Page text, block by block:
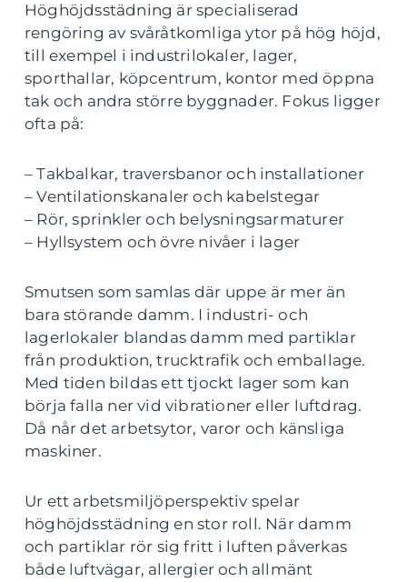
Höghöjdsstädning är specialiserad
rengöring av svåråtkomliga ytor på hög höjd,
till exempel i industrilokaler, lager,
sporthallar, köpcentrum, kontor med öppna
tak och andra större byggnader. Fokus ligger
ofta på:
– Takbalkar, traversbanor och installationer
– Ventilationskanaler och kabelstegar
– Rör, sprinkler och belysningsarmaturer
– Hyllsystem och övre nivåer i lager
Smutsen som samlas där uppe är mer än
bara störande damm. I industri- och
lagerlokaler blandas damm med partiklar
från produktion, trucktrafik och emballage.
Med tiden bildas ett tjockt lager som kan
börja falla ner vid vibrationer eller luftdrag.
Då når det arbetsytor, varor och känsliga
maskiner.
Ur ett arbetsmiljöperspektiv spelar
höghöjdsstädning en stor roll. När damm
och partiklar rör sig fritt i luften påverkas
både luftvägar, allergier och allmänt